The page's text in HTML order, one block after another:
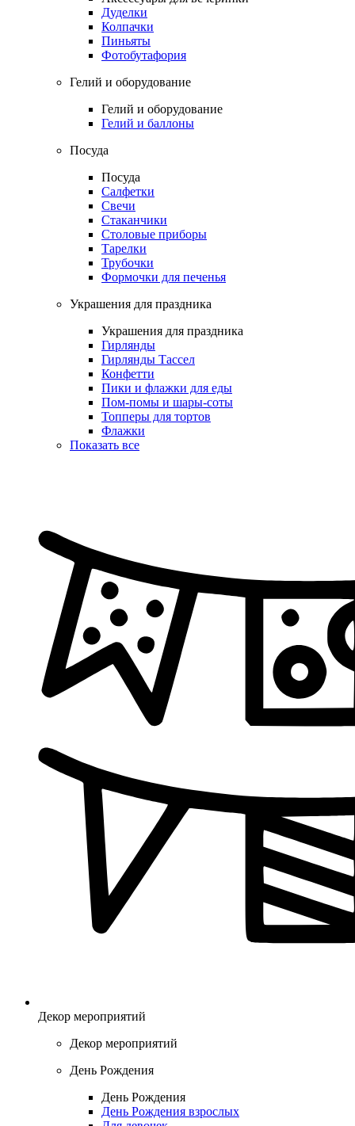
Дуделки
Колпачки
Пиньяты
Фотобутафория
Гелий и оборудование
Гелий и оборудование
Гелий и баллоны
Посуда
Посуда
Салфетки
Свечи
Стаканчики
Столовые приборы
Тарелки
Трубочки
Формочки для печенья
Украшения для праздника
Украшения для праздника
Гирлянды
Гирлянды Тассел
Конфетти
Пики и флажки для еды
Пом-помы и шары-соты
Топперы для тортов
Флажки
Показать все
Декор мероприятий
Декор мероприятий
День Рождения
День Рождения
День Рождения взрослых